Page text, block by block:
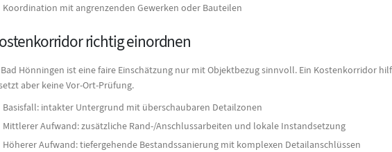
Koordination mit angrenzenden Gewerken oder Bauteilen
richtig einordnen
Hönningen ist eine faire Einschätzung nur mit Objektbezug sinnvoll. Ein Kostenkorridor
aber keine Vor-Ort-Prüfung.
Basisfall: intakter Untergrund mit überschaubaren Detailzonen
Mittlerer Aufwand: zusätzliche Rand-/Anschlussarbeiten und lokale Instandsetzung
Höherer Aufwand: tiefergehende Bestandssanierung mit komplexen Detailanschlüssen